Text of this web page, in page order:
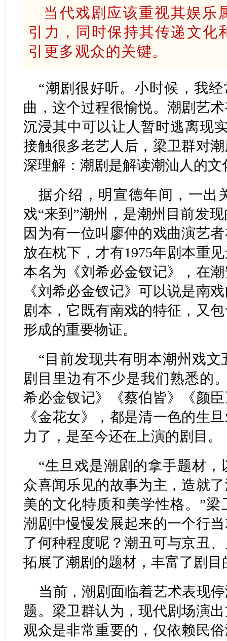
当代戏剧应该重视其娱乐
引力，同时保持其传递文化
引更多观众的关键。
“潮剧很好听。小时候，我
曲，这个过程很愉悦。潮剧艺
沉浸其中可以让人暂时逃离现
接触很多老艺人后，梁卫群对
深理解：潮剧是解读潮汕人的
据介绍，明宣德年间，一出
戏“来到”潮州，是潮州目前发
因为有一位叫廖仲的戏曲演艺
放在枕下，才有1975年剧本重
本名为《刘希必金钗记》，在
《刘希必金钗记》可以说是南
剧本，它既有南戏的特征，又
形成的重要物证。
“目前发现共有明本潮州戏
剧目里边有不少是我们熟悉的
希必金钗记》《蔡伯皆》《颜
《金花女》，都是清一色的生
力了，是至今还在上演的剧目。
“生旦戏是潮剧的拿手题材
众喜闻乐见的故事为主，造就
美的文化特质和美学性格。”
潮剧中慢慢发展起来的一个行
了何种程度呢？潮丑可与京丑
拓展了潮剧的题材，丰富了剧
当前，潮剧面临着艺术表现
题。梁卫群认为，现代剧场演
观众是非常重要的，仅依赖民